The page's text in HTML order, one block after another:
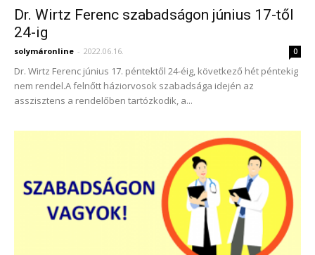
Dr. Wirtz Ferenc szabadságon június 17-től
24-ig
solymáronline - 2022.06.16. 0
Dr. Wirtz Ferenc június 17. péntektől 24-éig, következő hét péntekig
nem rendel.A felnőtt háziorvosok szabadsága idején az
asszisztens a rendelőben tartózkodik, a...